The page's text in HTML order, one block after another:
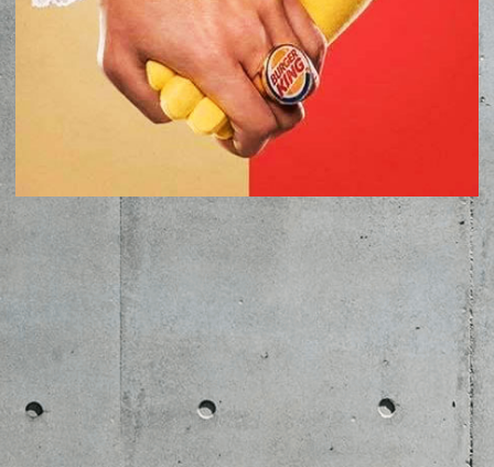
MÉDIAAJÁNLAT
IMPRESSZUM
PR-ARCHÍVUM
ADATKEZELÉSI TÁJÉKOZTATÓ